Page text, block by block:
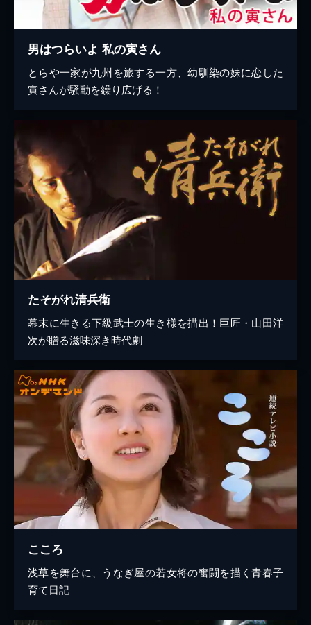
男はつらいよ 私の寅さん
とらや一家が九州を旅する一方、幼馴染の妹に恋した
寅さんが騒動を繰り広げる！
たそがれ清兵衛
幕末に生きる下級武士の生き様を描出！巨匠・山田洋
次が贈る滋味深き時代劇
こころ
浅草を舞台に、うなぎ屋の若女将の奮闘を描く青春子
育て日記